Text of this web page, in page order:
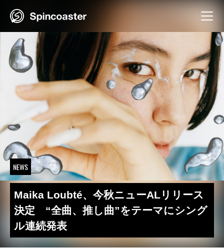
NEWS
Maika Loubté、今秋ニューALリリース
決定 “全曲、推し曲”をテーマにシング
ル連続発表